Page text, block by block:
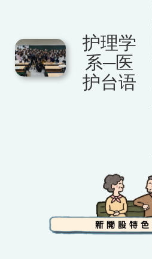
护理学
系─医
护台语